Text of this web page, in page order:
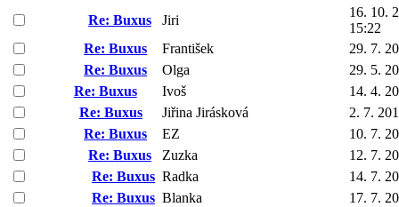
Re: Buxus
Jiri
16. 10.
15:22
Re: Buxus
František
29. 7.
Re: Buxus
Olga
29. 5.
Re: Buxus
Ivoš
14. 4.
Re: Buxus
Jiřina Jirásková
2. 7.
Re: Buxus
EZ
10. 7.
Re: Buxus
Zuzka
12. 7.
Re: Buxus Radka
14. 7.
Re: Buxus Blanka
17. 7.